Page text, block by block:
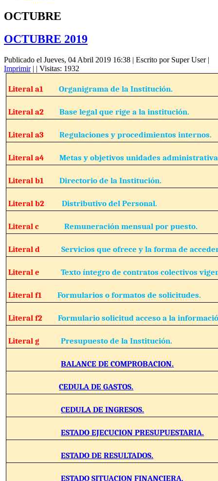
OCTUBRE
OCTUBRE 2019
Publicado el Jueves, 04 Abril 2019 16:38 | Escrito por Super User|
Imprimir| | Visitas: 1932
Literal a1Organigrama de la Institución.
Literal a2Base legal que rige a la institución.
Literal a3Regulaciones y procedimientos internos.
Literal a4Metas y objetivos unidades
Literal b1Directorio de la Institución.
Literal b2Distributivo del Personal.
Literal c Remuneración mensual por puesto.
Literal dServicios que ofrece y la forma de
Literal eTexto íntegro de contratos colectivos
Literal f1Formularios o formatos de solicitudes.
Literal f2Formulario solicitud acceso a la
Literal gPresupuesto de la Institución.
BALANCE DE COMPROBACION.
CEDULA DE GASTOS.
CEDULA DE INGRESOS.
ESTADO EJECUCION PRESUPUESTARIA.
ESTADO DE RESULTADOS.
ESTADO SITUACION FINANCIERA.